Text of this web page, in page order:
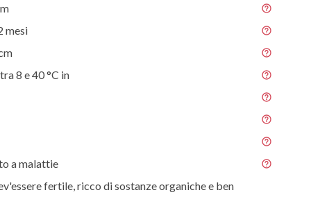
mesi
8 e 40 °C in
a malattie
fertile, ricco di sostanze organiche e ben